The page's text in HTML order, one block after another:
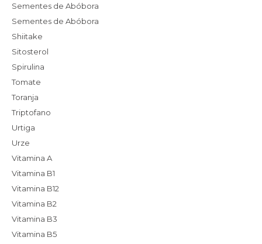
Sementes de Abóbora
Sementes de Abóbora
Shiitake
Sitosterol
Spirulina
Tomate
Toranja
Triptofano
Urtiga
Urze
Vitamina A
Vitamina B1
Vitamina B12
Vitamina B2
Vitamina B3
Vitamina B5